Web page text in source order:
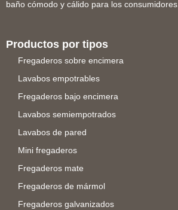
baño cómodo y cálido para los consumidores.
Productos por tipos
Fregaderos sobre encimera
Lavabos empotrables
Fregaderos bajo encimera
Lavabos semiempotrados
Lavabos de pared
Mini fregaderos
Fregaderos mate
Fregaderos de mármol
Fregaderos galvanizados